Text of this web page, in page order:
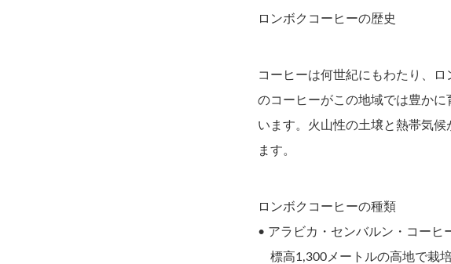
ロンボクコーヒーの歴史
コーヒーは何世紀にもわたり、
のコーヒーがこの地域では豊か
います。火山性の土壌と熱帯気
ます。
ロンボクコーヒーの種類
• アラビカ・センバルン・コーヒ
標高1,300メートルの高地で栽